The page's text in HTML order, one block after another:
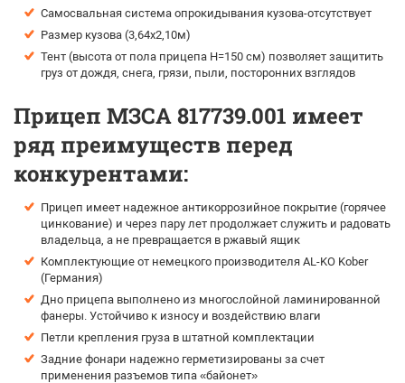
Самосвальная система опрокидывания кузова-отсутствует
Размер кузова (3,64х2,10м)
Тент (высота от пола прицепа H=150 см) позволяет защитить
груз от дождя, снега, грязи, пыли, посторонних взглядов
Прицеп МЗСА 817739.001 имеет
ряд преимуществ перед
конкурентами:
Прицеп имеет надежное антикоррозийное покрытие (горячее
цинкование) и через пару лет продолжает служить и радовать
владельца, а не превращается в ржавый ящик
Комплектующие от немецкого производителя AL-KO Kober
(Германия)
Дно прицепа выполнено из многослойной ламинированной
фанеры. Устойчиво к износу и воздействию влаги
Петли крепления груза в штатной комплектации
Задние фонари надежно герметизированы за счет
применения разъемов типа «байонет»